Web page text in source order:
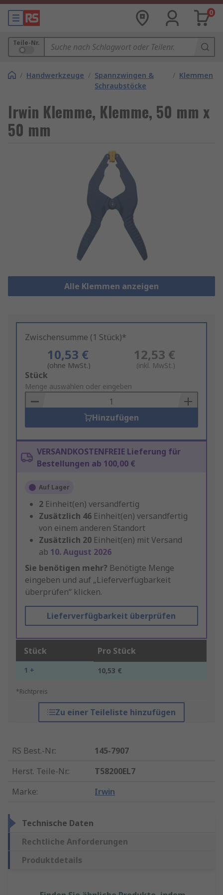
0
Teile-Nr.
/ Handwerkzeuge / Spannzwingen &
Schraubstöcke
/ Klemmen
Irwin Klemme, Klemme, 50 mm x
50 mm
Alle Klemmen anzeigen
Zwischensumme (1 Stück)*
10,53 €
(ohne MwSt.)
12,53 €
(inkl. MwSt.)
Add
to
Basket
Stück
Menge auswählen oder eingeben
Hinzufügen
VERSANDKOSTENFREIE Lieferung für
Bestellungen ab 100,00 €
Auf Lager
2 Einheit(en) versandfertig
Zusätzlich 46 Einheit(en) versandfertig
von einem anderen Standort
Zusätzlich 20 Einheit(en) mit Versand
ab 10. August 2026
Sie benötigen mehr? Benötigte Menge
eingeben und auf „Lieferverfügbarkeit
überprüfen“ klicken.
Lieferverfügbarkeit überprüfen
Stück Pro Stück
1 + 10,53 €
*Richtpreis
Zu einer Teileliste hinzufügen
RS Best.-Nr.:
145-7907
Herst. Teile-Nr.:
T58200EL7
Marke: Irwin
Technische Daten
Rechtliche Anforderungen
Produktdetails